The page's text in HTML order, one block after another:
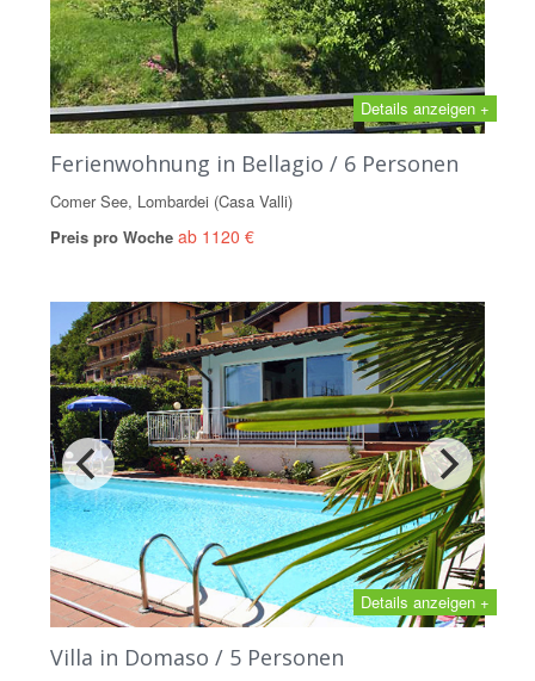
Details anzeigen +
Ferienwohnung in Bellagio / 6 Personen
Comer See, Lombardei (Casa Valli)
Preis pro Woche ab 1120 €
Details anzeigen +
Villa in Domaso / 5 Personen